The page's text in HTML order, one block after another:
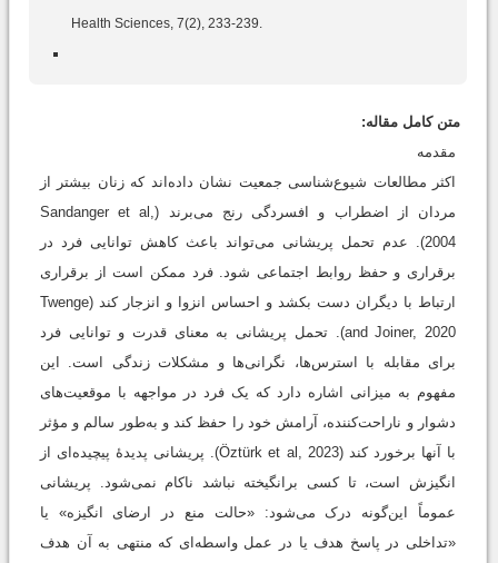
Health Sciences, 7(2), 233-239.
متن کامل مقاله:
مقدمه
اکثر مطالعات شیوع‌شناسی جمعیت نشان داده‌اند که زنان بیشتر از
مردان از اضطراب و افسردگی رنج می‌برند (Sandanger et al,
2004). عدم تحمل پریشانی می‌تواند باعث کاهش توانایی فرد در
برقراری و حفظ روابط اجتماعی شود. فرد ممکن است از برقراری
ارتباط با دیگران دست بکشد و احساس انزوا و انزجار کند (Twenge
and Joiner, 2020). تحمل پریشانی به‌‌ معنای قدرت و توانایی فرد
برای مقابله با استرس‌ها، نگرانی‌ها و مشکلات زندگی است. این
مفهوم به میزانی اشاره دارد که یک فرد در مواجهه با موقعیت‌های
دشوار و ناراحت‌کننده، آرامش خود را حفظ کند و به‌طور سالم و مؤثر
با آنها برخورد کند (Öztürk et al, 2023). پریشانی پدیدۀ پیچیده‌ای از
انگیزش است، تا کسی برانگیخته نباشد ناکام نمی‌شود. پریشانی
عموماً این‌گونه درک می‌شود: «حالت منع در ارضای انگیزه» یا
«تداخلی در پاسخ هدف یا در عمل واسطه‌ای که منتهی به آن هدف